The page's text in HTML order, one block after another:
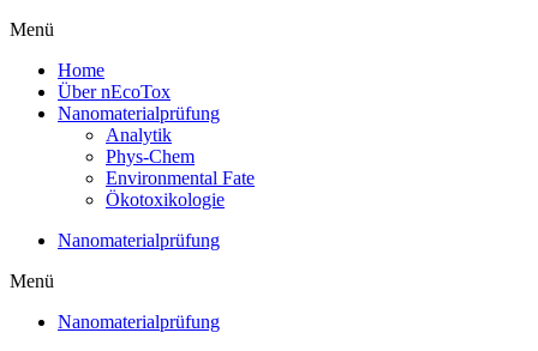
Menü
Home
Über nEcoTox
Nanomaterialprüfung
Analytik
Phys-Chem
Environmental Fate
Ökotoxikologie
Nanomaterialprüfung
Menü
Nanomaterialprüfung